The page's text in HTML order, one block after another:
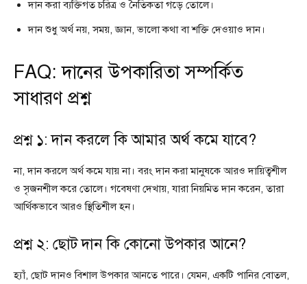
দান করা ব্যক্তিগত চরিত্র ও নৈতিকতা গড়ে তোলে।
দান শুধু অর্থ নয়, সময়, জ্ঞান, ভালো কথা বা শক্তি দেওয়াও দান।
FAQ: দানের উপকারিতা সম্পর্কিত
সাধারণ প্রশ্ন
প্রশ্ন ১: দান করলে কি আমার অর্থ কমে যাবে?
না, দান করলে অর্থ কমে যায় না। বরং দান করা মানুষকে আরও দায়িত্বশীল
ও সৃজনশীল করে তোলে। গবেষণা দেখায়, যারা নিয়মিত দান করেন, তারা
আর্থিকভাবে আরও স্থিতিশীল হন।
প্রশ্ন ২: ছোট দান কি কোনো উপকার আনে?
হ্যাঁ, ছোট দানও বিশাল উপকার আনতে পারে। যেমন, একটি পানির বোতল,